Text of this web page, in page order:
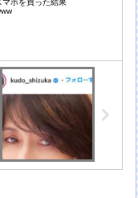
マホを買った結果